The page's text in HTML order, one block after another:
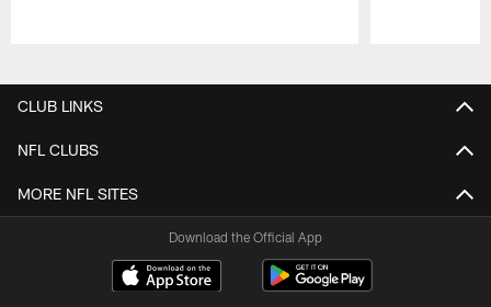
CLUB LINKS
NFL CLUBS
MORE NFL SITES
Download the Official App